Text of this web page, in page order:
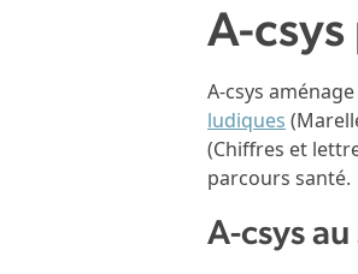
A-
A-csys
ludiques
(Chiffres et
parcours santé.
A-csys